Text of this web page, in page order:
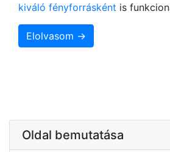
kiváló fényforrásként is
Elolvasom →
Oldal bemutatása